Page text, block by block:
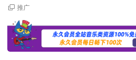
推广